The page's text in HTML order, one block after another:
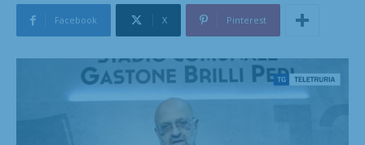
Facebook X Pinterest